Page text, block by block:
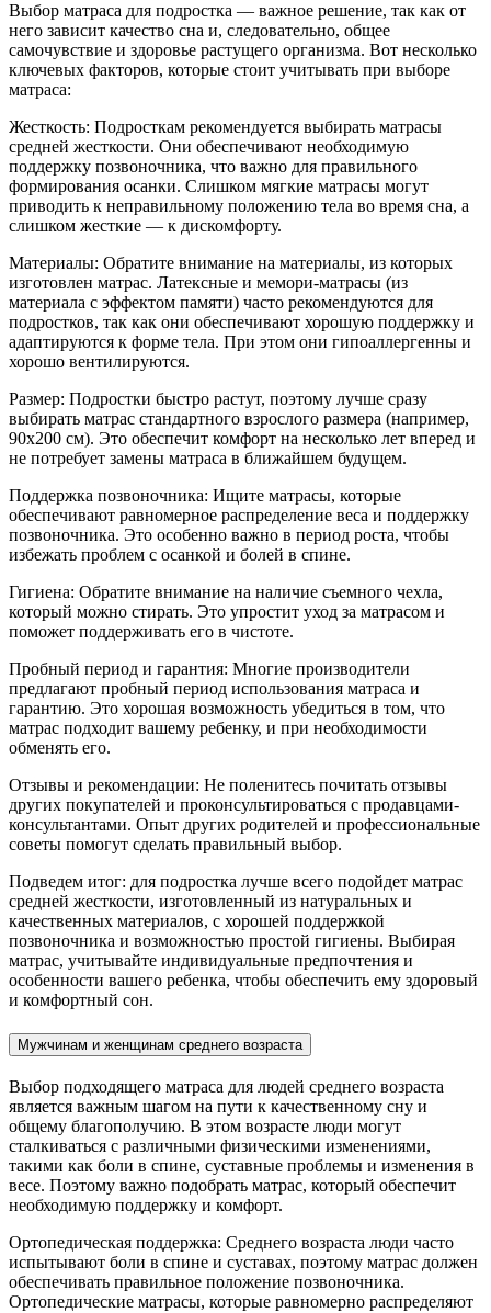
Выбор матраса для подростка — важное решение, так как от
него зависит качество сна и, следовательно, общее
самочувствие и здоровье растущего организма. Вот несколько
ключевых факторов, которые стоит учитывать при выборе
матраса:
Жесткость: Подросткам рекомендуется выбирать матрасы
средней жесткости. Они обеспечивают необходимую
поддержку позвоночника, что важно для правильного
формирования осанки. Слишком мягкие матрасы могут
приводить к неправильному положению тела во время сна, а
слишком жесткие — к дискомфорту.
Материалы: Обратите внимание на материалы, из которых
изготовлен матрас. Латексные и мемори-матрасы (из
материала с эффектом памяти) часто рекомендуются для
подростков, так как они обеспечивают хорошую поддержку и
адаптируются к форме тела. При этом они гипоаллергенны и
хорошо вентилируются.
Размер: Подростки быстро растут, поэтому лучше сразу
выбирать матрас стандартного взрослого размера (например,
90x200 см). Это обеспечит комфорт на несколько лет вперед и
не потребует замены матраса в ближайшем будущем.
Поддержка позвоночника: Ищите матрасы, которые
обеспечивают равномерное распределение веса и поддержку
позвоночника. Это особенно важно в период роста, чтобы
избежать проблем с осанкой и болей в спине.
Гигиена: Обратите внимание на наличие съемного чехла,
который можно стирать. Это упростит уход за матрасом и
поможет поддерживать его в чистоте.
Пробный период и гарантия: Многие производители
предлагают пробный период использования матраса и
гарантию. Это хорошая возможность убедиться в том, что
матрас подходит вашему ребенку, и при необходимости
обменять его.
Отзывы и рекомендации: Не поленитесь почитать отзывы
других покупателей и проконсультироваться с продавцами-
консультантами. Опыт других родителей и профессиональные
советы помогут сделать правильный выбор.
Подведем итог: для подростка лучше всего подойдет матрас
средней жесткости, изготовленный из натуральных и
качественных материалов, с хорошей поддержкой
позвоночника и возможностью простой гигиены. Выбирая
матрас, учитывайте индивидуальные предпочтения и
особенности вашего ребенка, чтобы обеспечить ему здоровый
и комфортный сон.
Мужчинам и женщинам среднего возраста
Выбор подходящего матраса для людей среднего возраста
является важным шагом на пути к качественному сну и
общему благополучию. В этом возрасте люди могут
сталкиваться с различными физическими изменениями,
такими как боли в спине, суставные проблемы и изменения в
весе. Поэтому важно подобрать матрас, который обеспечит
необходимую поддержку и комфорт.
Ортопедическая поддержка: Среднего возраста люди часто
испытывают боли в спине и суставах, поэтому матрас должен
обеспечивать правильное положение позвоночника.
Ортопедические матрасы, которые равномерно распределяют